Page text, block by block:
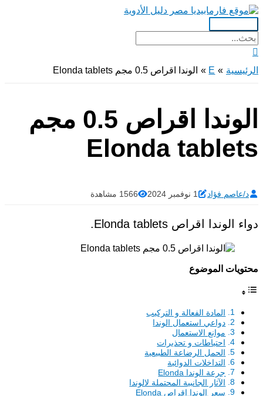
تخطي
إلى
المحتوىالقائمة
الرئيسية البحث
عن:
الرئيسية
E الوندا اقراص 0.5 مجم Elonda tablets
الوندا اقراص 0.5 مجم
Elonda tablets
د/عاصم فؤاد 1 نوفمبر 2024 1566 مشاهدة
دواء الوندا اقراص Elonda tablets.
محتويات الموضوع
المادة الفعالة و التركيب
دواعي استعمال الوندا
موانع الاستعمال
احتياطات و تحذيرات
الحمل الرضاعة الطبيعية
التداخلات الدوائية
جرعة الوندا Elonda
الآثار الجانبية المحتملة لالوندا
سعر الوندا اقراص Elonda